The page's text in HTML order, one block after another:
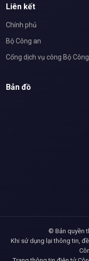
Liên kết
Chính phủ
Bộ Công an
Cổng dịch vụ công Bộ
Bản đồ
© Bản quyền
Khi sử dụng lại thông tin,